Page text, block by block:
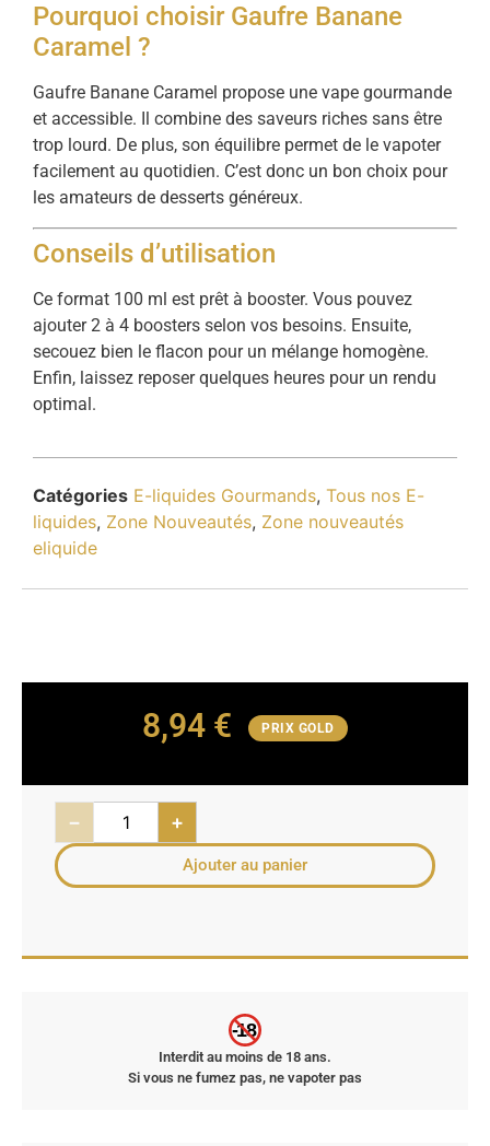
Pourquoi choisir Gaufre Banane
Caramel ?
Gaufre Banane Caramel propose une vape gourmande
et accessible. Il combine des saveurs riches sans être
trop lourd. De plus, son équilibre permet de le vapoter
facilement au quotidien. C’est donc un bon choix pour
les amateurs de desserts généreux.
Conseils d’utilisation
Ce format 100 ml est prêt à booster. Vous pouvez
ajouter 2 à 4 boosters selon vos besoins. Ensuite,
secouez bien le flacon pour un mélange homogène.
Enfin, laissez reposer quelques heures pour un rendu
optimal.
Catégories E-liquides Gourmands, Tous nos E-
liquides, Zone Nouveautés, Zone nouveautés
eliquide
8,94 € PRIX GOLD
− +
Ajouter au panier
-18
Interdit au moins de 18 ans.
Si vous ne fumez pas, ne vapoter pas